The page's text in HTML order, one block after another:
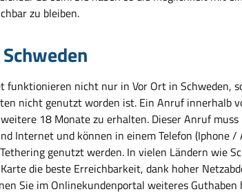
zu bleiben.
funktionieren nicht nur in Vor Ort in Schweden,
nicht genutzt worden ist. Ein Anruf innerhalb
18 Monate zu erhalten. Dieser Anruf
Internet und können in einem Telefon (Iphone /
genutzt werden. In vielen Ländern wie
die beste Erreichbarkeit, dank hoher
Sie im Onlinekundenportal weiteres